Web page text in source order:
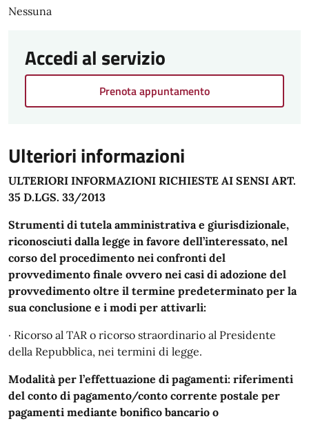
Nessuna
Accedi al servizio
Prenota appuntamento
Ulteriori informazioni
ULTERIORI INFORMAZIONI RICHIESTE AI SENSI ART.
35 D.LGS. 33/2013
Strumenti di tutela amministrativa e giurisdizionale,
riconosciuti dalla legge in favore dell’interessato, nel
corso del procedimento nei confronti del
provvedimento finale ovvero nei casi di adozione del
provvedimento oltre il termine predeterminato per la
sua conclusione e i modi per attivarli:
· Ricorso al TAR o ricorso straordinario al Presidente
della Repubblica, nei termini di legge.
Modalità per l’effettuazione di pagamenti: riferimenti
del conto di pagamento/conto corrente postale per
pagamenti mediante bonifico bancario o